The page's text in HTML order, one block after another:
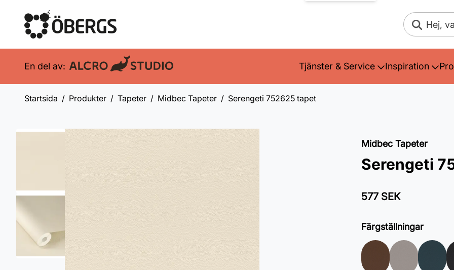
Sök
En del av: Tjänster & Service Inspiration
Startsida Produkter Tapeter Midbec Tapeter Serengeti 752625 tapet
Midbec Tapeter
Serengeti
577 SEK
Färgställningar